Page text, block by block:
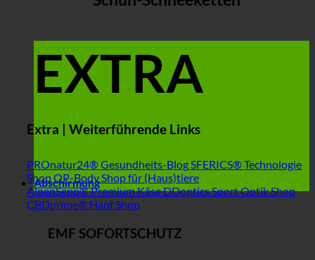
EXTRA
Extra | Weiterführende Links
PROnatur24® Gesundheits-Blog SFERICS® Technologie
ShopOP-Body Shop für (Haus)tiere
AlpenSepp® Premium KäseDDoptics Sport Optik Shop
CBDprime® Hanf Shop
Abschirmung
EMF SOFORTSCHUTZ